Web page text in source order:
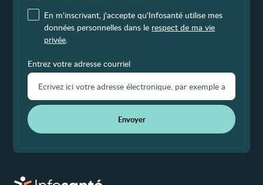
En m'inscrivant, j'accepte qu'Infosanté utilise mes
données personnelles dans le respect de ma vie
privée
Entrez votre adresse courriel
Envoyer